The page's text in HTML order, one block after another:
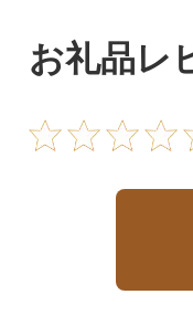
お礼品レ